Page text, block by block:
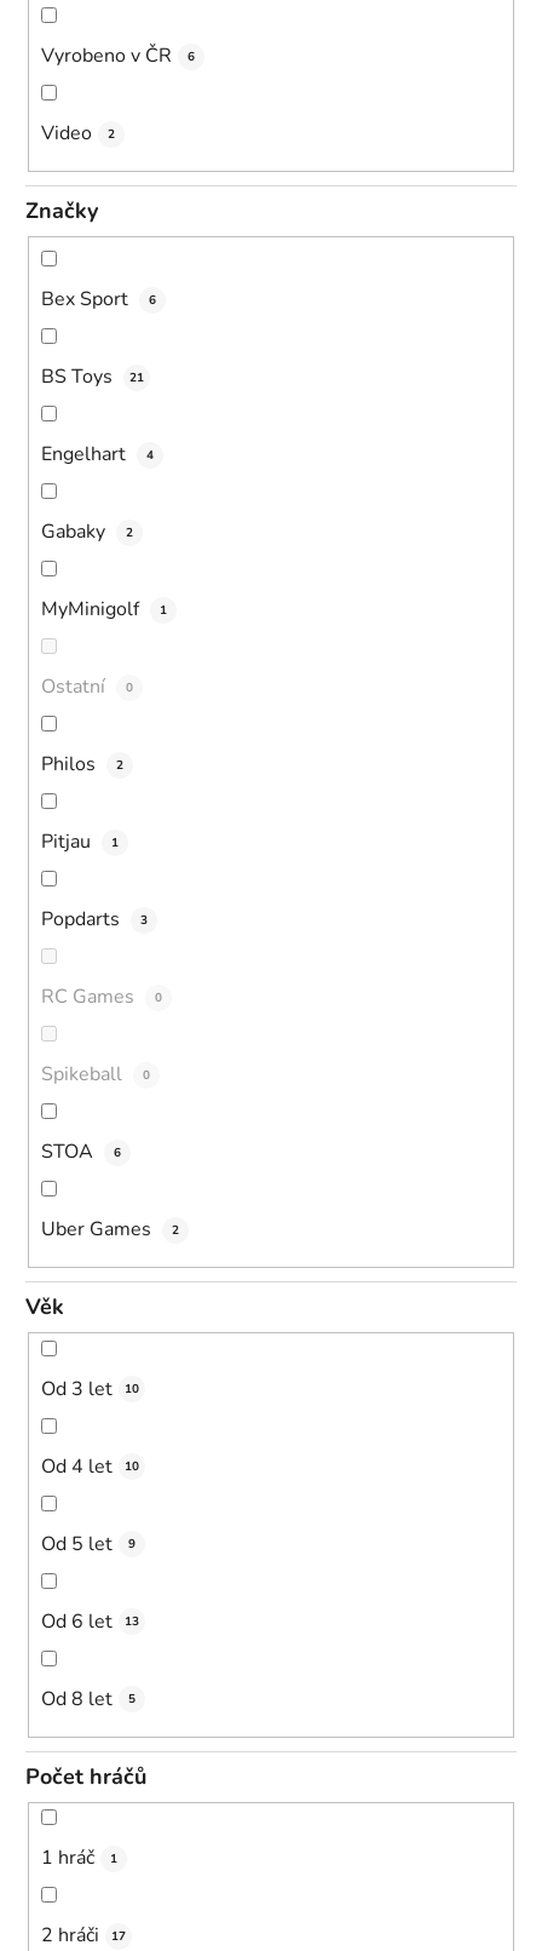
Vyrobeno v ČR 6
Video 2
Značky
Bex Sport 6
BS Toys 21
Engelhart 4
Gabaky 2
MyMinigolf 1
Ostatní 0
Philos 2
Pitjau 1
Popdarts 3
RC Games 0
Spikeball 0
STOA 6
Uber Games 2
Věk
Od 3 let 10
Od 4 let 10
Od 5 let 9
Od 6 let 13
Od 8 let 5
Počet hráčů
1 hráč 1
2 hráči 17